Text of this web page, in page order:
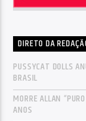
DIRETO DA
PUSSYCAT DOLLS
BRASIL
MORRE ALLAN
ANOS